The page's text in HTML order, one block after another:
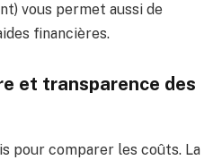
vous permet aussi de
financières.
et transparence des
pour comparer les coûts. La